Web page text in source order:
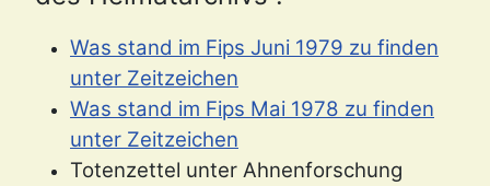
Was stand im Fips Juni 1979 zu finden
unter Zeitzeichen
Was stand im Fips Mai 1978 zu finden
unter Zeitzeichen
Totenzettel unter Ahnenforschung